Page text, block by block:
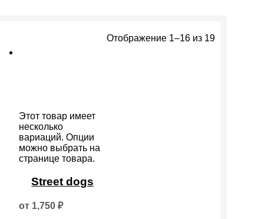
Отображение 1–16 из 19
Этот товар имеет
несколько
вариаций. Опции
можно выбрать на
странице товара.
Street dogs
от 1,750 ₽